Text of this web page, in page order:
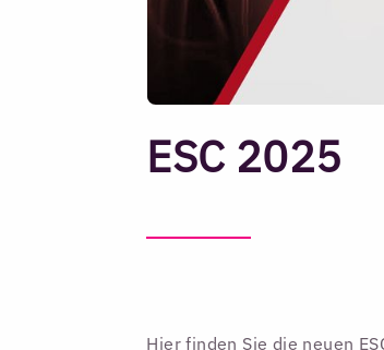
ESC 2025
Hier finden Sie die neuen